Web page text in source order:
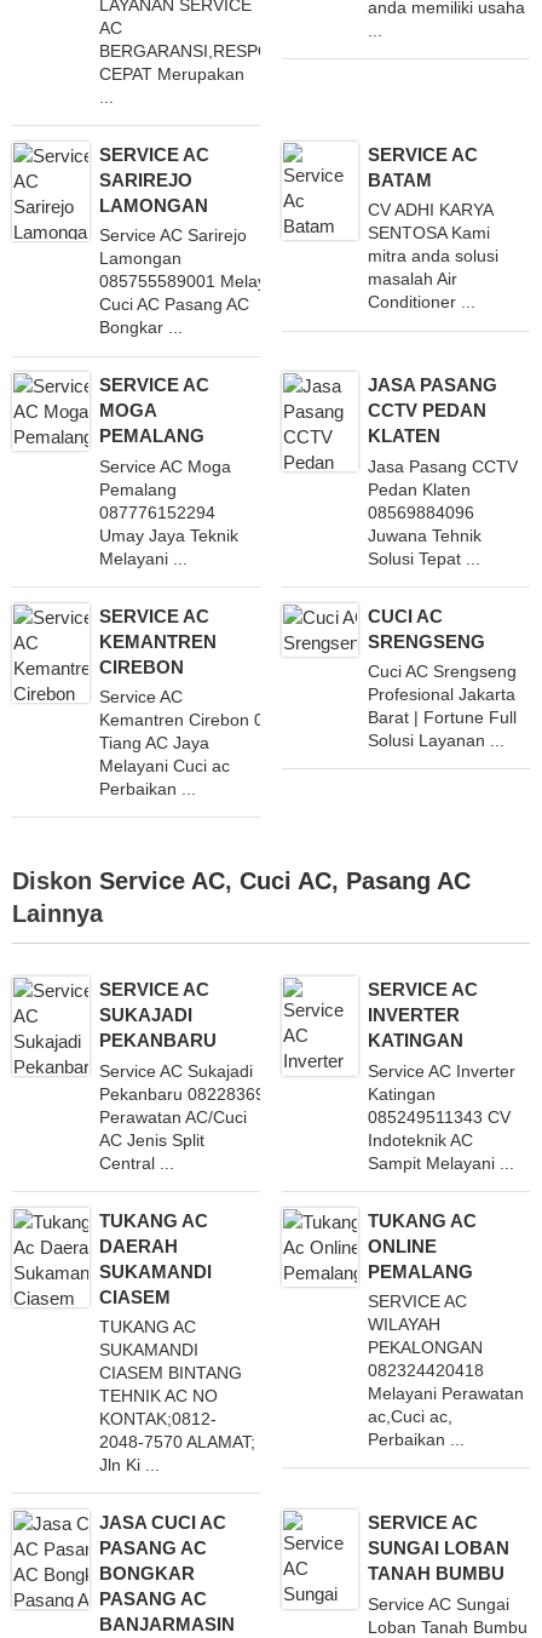
LAYANAN SERVICE
AC
BERGARANSI,RESPON
CEPAT Merupakan
anda memiliki usaha
SERVICE AC
SARIREJO
LAMONGAN
Service AC Sarirejo
Lamongan
085755589001 Melayani
Cuci AC Pasang AC
Bongkar ...
SERVICE AC
BATAM
CV ADHI KARYA
SENTOSA Kami
mitra anda solusi
masalah Air
Conditioner ...
SERVICE AC
MOGA
PEMALANG
Service AC Moga
Pemalang
087776152294
Umay Jaya Teknik
Melayani ...
JASA PASANG
CCTV PEDAN
KLATEN
Jasa Pasang CCTV
Pedan Klaten
08569884096
Juwana Tehnik
Solusi Tepat ...
SERVICE AC
KEMANTREN
CIREBON
Service AC
Kemantren Cirebon 081399370949
Tiang AC Jaya
Melayani Cuci ac
Perbaikan ...
CUCI AC
SRENGSENG
Cuci AC Srengseng
Profesional Jakarta
Barat | Fortune Full
Solusi Layanan ...
Diskon Service AC, Cuci AC, Pasang AC
Lainnya
SERVICE AC
SUKAJADI
PEKANBARU
Service AC Sukajadi
Pekanbaru 082283695660 Melayani
Perawatan AC/Cuci
AC Jenis Split
Central ...
SERVICE AC
INVERTER
KATINGAN
Service AC Inverter
Katingan
085249511343 CV
Indoteknik AC
Sampit Melayani ...
TUKANG AC
DAERAH
SUKAMANDI
CIASEM
TUKANG AC
SUKAMANDI
CIASEM BINTANG
TEHNIK AC NO
KONTAK;0812-
2048-7570 ALAMAT;
Jln Ki ...
TUKANG AC
ONLINE
PEMALANG
SERVICE AC
WILAYAH
PEKALONGAN
082324420418
Melayani Perawatan
ac,Cuci ac,
Perbaikan ...
JASA CUCI AC
PASANG AC
BONGKAR
PASANG AC
BANJARMASIN
SERVICE AC
SUNGAI LOBAN
TANAH BUMBU
Service AC Sungai
Loban Tanah Bumbu